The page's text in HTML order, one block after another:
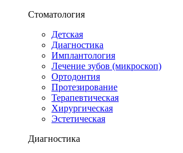
Стоматология
Детская
Диагностика
Имплантология
Лечение зубов (микроскоп)
Ортодонтия
Протезирование
Терапевтическая
Хирургическая
Эстетическая
Диагностика